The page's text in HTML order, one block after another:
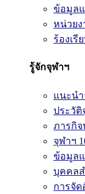
ข้อมูล
หน่วยง
ร้องเ
รู้จักจุฬาฯ
แนะน
ประวัติ
ภารกิจ
จุฬาฯ
ข้อมูล
บุคคล
การจั